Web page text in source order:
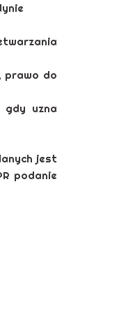
prawo do
gdy uzna
jest
podanie